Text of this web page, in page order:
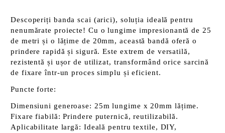
Descoperiți banda scai (arici), soluția ideală pentru
nenumărate proiecte! Cu olungime impresionantă de 25
de metri și o lățime de 20mm, această bandă oferă o
prindere rapidă și sigură. Este extrem de versatilă,
rezistentă și ușor de utilizat, transformând orice sarcină
de fixare într-un proces simplu și eficient.
Puncte forte:
Dimensiuni generoase: 25m lungime x 20mm lățime.
Fixare fiabilă: Prindere puternică, reutilizabilă.
Aplicabilitate largă: Ideală pentru textile, DIY,